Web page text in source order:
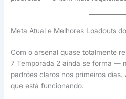
Meta Atual e Melhores Loadouts
Com o arsenal quase totalmente
7 Temporada 2 ainda se forma —
padrões claros nos primeiros
que está funcionando.